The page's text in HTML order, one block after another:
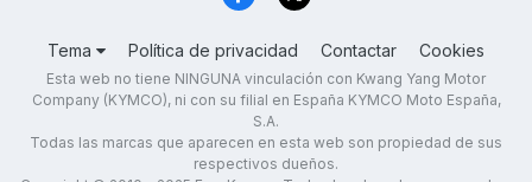
Tema Política de privacidad Contactar Cookies
Esta web no tiene NINGUNA vinculación con Kwang Yang Motor
Company (KYMCO), ni con su filial en España KYMCO Moto España,
S.A.
Todas las marcas que aparecen en esta web son propiedad de sus
respectivos dueños.